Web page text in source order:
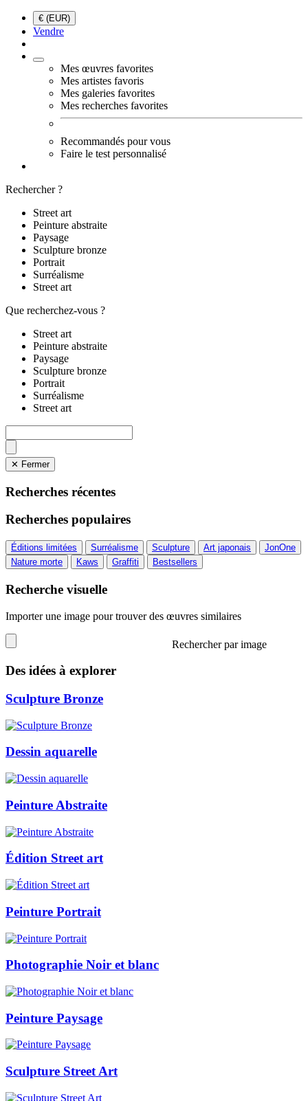
€ (EUR)
Vendre
Mes œuvres favorites
Mes artistes favoris
Mes galeries favorites
Mes recherches favorites
Recommandés pour vous
Faire le test personnalisé
Rechercher ?
Street art
Peinture abstraite
Paysage
Sculpture bronze
Portrait
Surréalisme
Street art
Que recherchez-vous ?
Street art
Peinture abstraite
Paysage
Sculpture bronze
Portrait
Surréalisme
Street art
✕ Fermer
Recherches récentes
Recherches populaires
Éditions limitées Surréalisme Sculpture Art japonais
JonOne
Nature morte
Kaws Graffiti Bestsellers
Recherche visuelle
Importer une image pour trouver des œuvres similaires
Rechercher par image
Des idées à explorer
Sculpture Bronze
Dessin aquarelle
Peinture Abstraite
Édition Street art
Peinture Portrait
Photographie Noir et blanc
Peinture Paysage
Sculpture Street Art